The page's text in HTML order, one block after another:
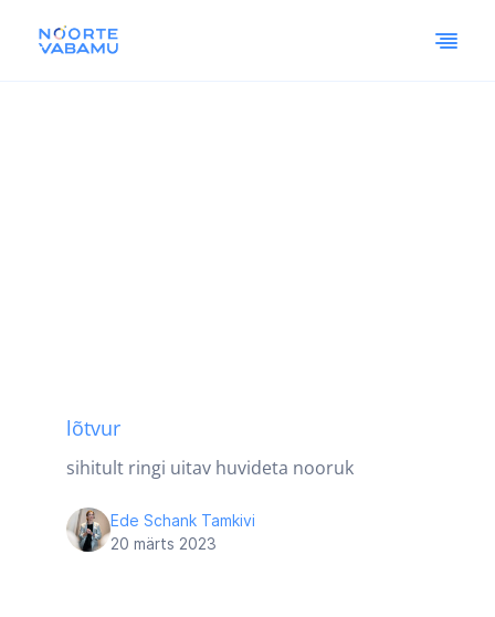
lõtvur
sihitult ringi uitav huvideta nooruk
Ede Schank Tamkivi
20 märts 2023